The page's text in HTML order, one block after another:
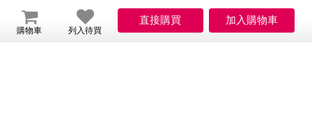
購物車 列入待買